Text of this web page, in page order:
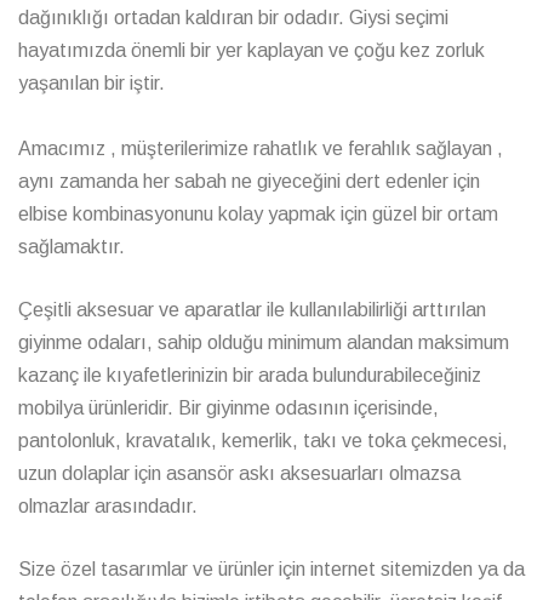
dağınıklığı ortadan kaldıran bir odadır. Giysi seçimi
hayatımızda önemli bir yer kaplayan ve çoğu kez zorluk
yaşanılan bir iştir.
Amacımız , müşterilerimize rahatlık ve ferahlık sağlayan ,
aynı zamanda her sabah ne giyeceğini dert edenler için
elbise kombinasyonunu kolay yapmak için güzel bir ortam
sağlamaktır.
Çeşitli aksesuar ve aparatlar ile kullanılabilirliği arttırılan
giyinme odaları, sahip olduğu minimum alandan maksimum
kazanç ile kıyafetlerinizin bir arada bulundurabileceğiniz
mobilya ürünleridir. Bir giyinme odasının içerisinde,
pantolonluk, kravatalık, kemerlik, takı ve toka çekmecesi,
uzun dolaplar için asansör askı aksesuarları olmazsa
olmazlar arasındadır.
Size özel tasarımlar ve ürünler için internet sitemizden ya da